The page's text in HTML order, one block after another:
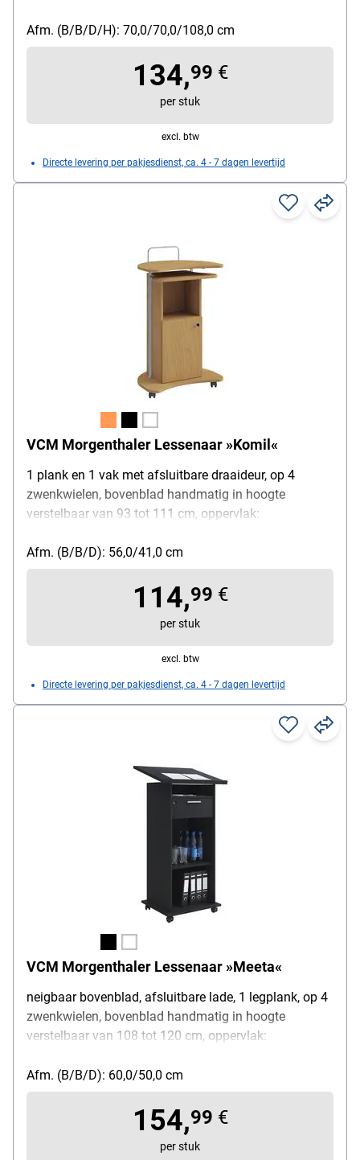
Afm. (B/B/D/H): 70,0/70,0/108,0 cm
134,99 €
per stuk
excl. btw
Directe levering per pakjesdienst, ca. 4 - 7 dagen levertijd
VCM Morgenthaler Lessenaar »Komil«
1 plank en 1 vak met afsluitbare draaideur, op 4
zwenkwielen, bovenblad handmatig in hoogte
verstelbaar van 93 tot 111 cm, oppervlak:
Afm. (B/B/D): 56,0/41,0 cm
114,99 €
per stuk
excl. btw
Directe levering per pakjesdienst, ca. 4 - 7 dagen levertijd
VCM Morgenthaler Lessenaar »Meeta«
neigbaar bovenblad, afsluitbare lade, 1 legplank, op 4
zwenkwielen, bovenblad handmatig in hoogte
verstelbaar van 108 tot 120 cm, oppervlak:
Afm. (B/B/D): 60,0/50,0 cm
154,99 €
per stuk